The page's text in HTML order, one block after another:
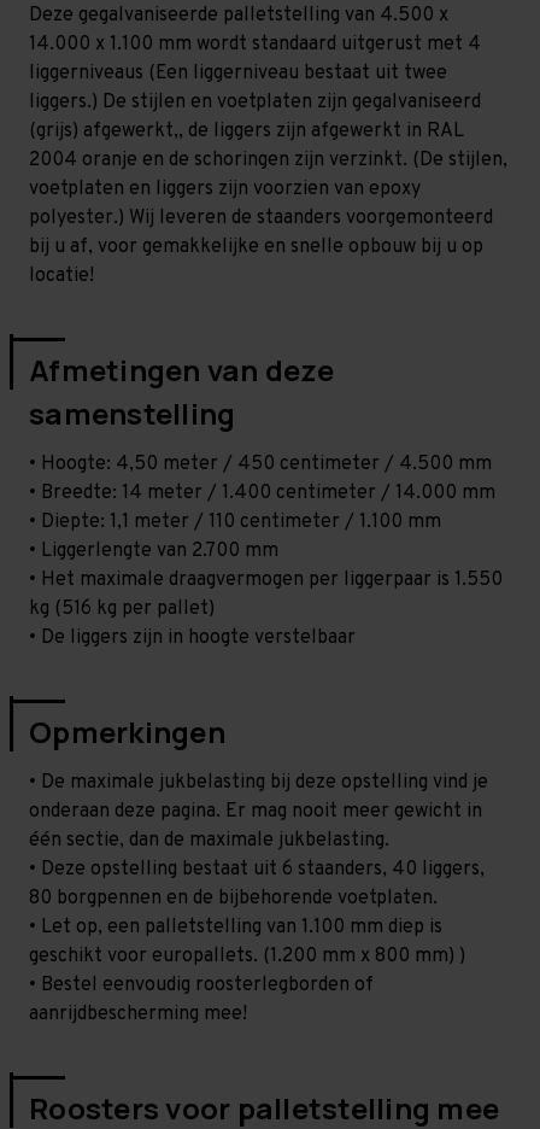
-
Licht
-
T80
-
Licht
-
T80
Deze gegalvaniseerde palletstelling van 4.500 x
14.000 x 1.100 mm wordt standaard uitgerust met 4
liggerniveaus (Een liggerniveau bestaat uit twee
liggers.) De stijlen en voetplaten zijn gegalvaniseerd
(grijs) afgewerkt,, de liggers zijn afgewerkt in RAL
2004 oranje en de schoringen zijn verzinkt. (De stijlen,
voetplaten en liggers zijn voorzien van epoxy
polyester.) Wij leveren de staanders voorgemonteerd
bij u af, voor gemakkelijke en snelle opbouw bij u op
locatie!
Afmetingen van deze
samenstelling
• Hoogte: 4,50 meter / 450 centimeter / 4.500 mm
• Breedte: 14 meter / 1.400 centimeter / 14.000 mm
• Diepte: 1,1 meter / 110 centimeter / 1.100 mm
• Liggerlengte van 2.700 mm
• Het maximale draagvermogen per liggerpaar is 1.550
kg (516 kg per pallet)
• De liggers zijn in hoogte verstelbaar
Opmerkingen
• De maximale jukbelasting bij deze opstelling vind je
onderaan deze pagina. Er mag nooit meer gewicht in
één sectie, dan de maximale jukbelasting.
• Deze opstelling bestaat uit 6 staanders, 40 liggers,
80 borgpennen en de bijbehorende voetplaten.
• Let op, een palletstelling van 1.100 mm diep is
geschikt voor europallets. (1.200 mm x 800 mm) )
• Bestel eenvoudig roosterlegborden of
aanrijdbescherming mee!
Roosters voor palletstelling mee